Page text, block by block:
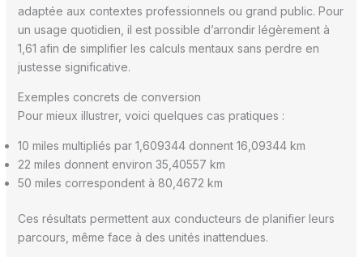
adaptée aux contextes professionnels ou grand public. Pour
un usage quotidien, il est possible d’arrondir légèrement à
1,61 afin de simplifier les calculs mentaux sans perdre en
justesse significative.
Exemples concrets de conversion
Pour mieux illustrer, voici quelques cas pratiques :
10 miles multipliés par 1,609344 donnent 16,09344 km
22 miles donnent environ 35,40557 km
50 miles correspondent à 80,4672 km
Ces résultats permettent aux conducteurs de planifier leurs
parcours, même face à des unités inattendues.